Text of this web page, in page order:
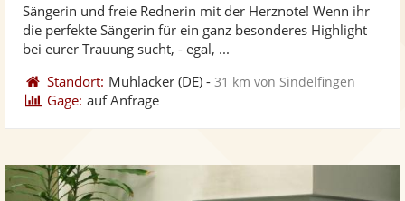
Fotos
5
Sternen
Sängerin und freie Rednerin mit der Herznote! Wenn ihr
die perfekte Sängerin für ein ganz besonderes Highlight
bei eurer Trauung sucht, - egal, ...
Standort: Mühlacker (DE) -31 km von Sindelfingen
Gage: auf Anfrage